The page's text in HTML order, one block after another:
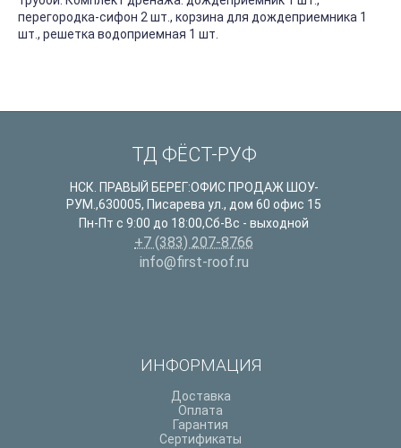
перегородка-сифон 2 шт., корзина для дождеприемника 1
шт., решетка водоприемная 1 шт.
ТД ФЁСТ-РУФ
НСК. ПРАВЫЙ БЕРЕГ:ОФИС ПРОДАЖ ШОУ-
РУМ. ,630005, Писарева ул., дом 60 офис 15
Пн-Пт с 9:00 до 18:00,Сб-Вс - выходной
+7 (383) 207-8766
info@first-roof.ru
ИНФОРМАЦИЯ
Доставка
Оплата
Гарантия
Сертификаты